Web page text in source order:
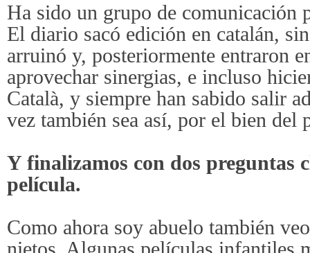
Ha sido un grupo de comunicación
El diario sacó edición en catalán,
arruinó y, posteriormente entraron
aprovechar sinergias, e incluso
Català, y siempre han sabido salir
vez también sea así, por el bien
Y finalizamos con dos preguntas
película.
Como ahora soy abuelo también